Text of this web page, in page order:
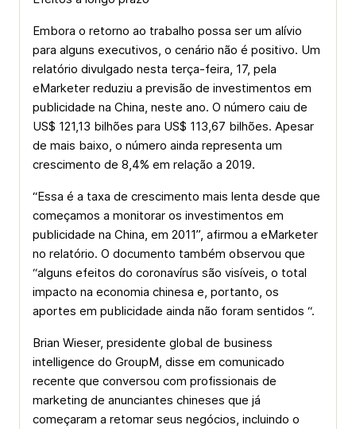
Embora o retorno ao trabalho possa ser um alívio
para alguns executivos, o cenário não é positivo. Um
relatório divulgado nesta terça-feira, 17, pela
eMarketer reduziu a previsão de investimentos em
publicidade na China, neste ano. O número caiu de
US$ 121,13 bilhões para US$ 113,67 bilhões. Apesar
de mais baixo, o número ainda representa um
crescimento de 8,4% em relação a 2019.
“Essa é a taxa de crescimento mais lenta desde que
começamos a monitorar os investimentos em
publicidade na China, em 2011”, afirmou a eMarketer
no relatório. O documento também observou que
“alguns efeitos do coronavírus são visíveis, o total
impacto na economia chinesa e, portanto, os
aportes em publicidade ainda não foram sentidos “.
Brian Wieser, presidente global de business
intelligence do GroupM, disse em comunicado
recente que conversou com profissionais de
marketing de anunciantes chineses que já
começaram a retomar seus negócios, incluindo o